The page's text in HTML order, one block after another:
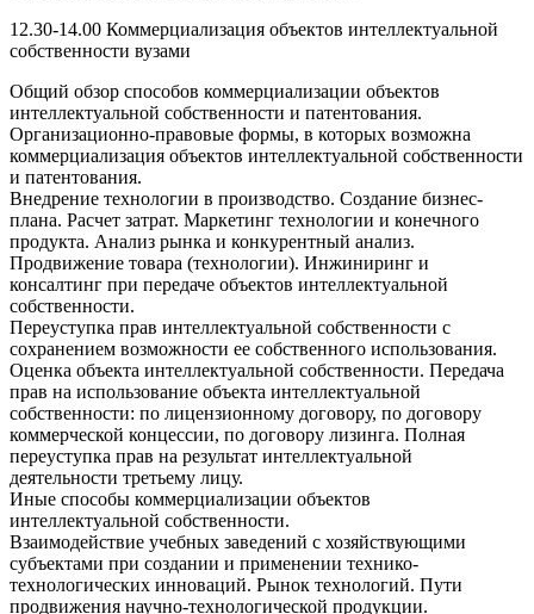
12.30-14.00 Коммерциализация объектов интеллектуальной
собственности вузами
Общий обзор способов коммерциализации объектов
интеллектуальной собственности и патентования.
Организационно-правовые формы, в которых возможна
коммерциализация объектов интеллектуальной собственности
и патентования.
Внедрение технологии в производство. Создание бизнес-
плана. Расчет затрат. Маркетинг технологии и конечного
продукта. Анализ рынка и конкурентный анализ.
Продвижение товара (технологии). Инжиниринг и
консалтинг при передаче объектов интеллектуальной
собственности.
Переуступка прав интеллектуальной собственности с
сохранением возможности ее собственного использования.
Оценка объекта интеллектуальной собственности. Передача
прав на использование объекта интеллектуальной
собственности: по лицензионному договору, по договору
коммерческой концессии, по договору лизинга. Полная
переуступка прав на результат интеллектуальной
деятельности третьему лицу.
Иные способы коммерциализации объектов
интеллектуальной собственности.
Взаимодействие учебных заведений с хозяйствующими
субъектами при создании и применении технико-
технологических инноваций. Рынок технологий. Пути
продвижения научно-технологической продукции.